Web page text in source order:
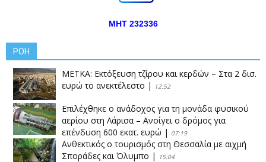
ΜΗΤ 232336
ΡΟΗ
ΜΕΤΚΑ: Εκτόξευση τζίρου και κερδών – Στα 2 δισ.
ευρώ το ανεκτέλεστο | 12:52
Επιλέχθηκε ο ανάδοχος για τη μονάδα φυσικού
αερίου στη Λάρισα – Ανοίγει ο δρόμος για
επένδυση 600 εκατ. ευρώ | 07:19
Ανθεκτικός ο τουρισμός στη Θεσσαλία με αιχμή
Σποράδες και Όλυμπο | 15:04